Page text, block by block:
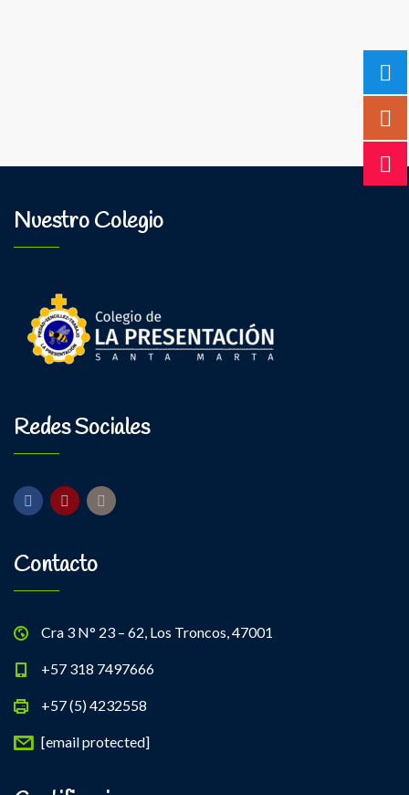
Nuestro Colegio
Redes Sociales
Contacto
Cra 3 N° 23 – 62, Los Troncos, 47001
+57 318 7497666
+57 (5) 4232558
[email protected]